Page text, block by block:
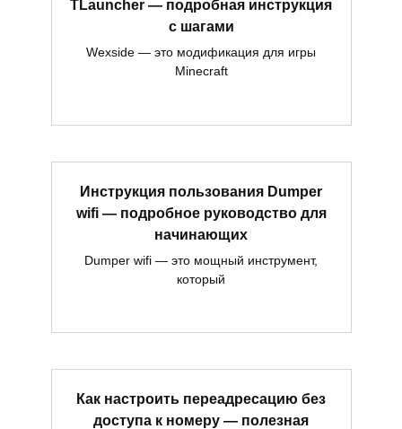
TLauncher — подробная инструкция
с шагами
Wexside — это модификация для игры
Minecraft
Инструкция пользования Dumper
wifi — подробное руководство для
начинающих
Dumper wifi — это мощный инструмент,
который
Как настроить переадресацию без
доступа к номеру — полезная